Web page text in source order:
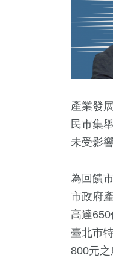
產業發
民市集
未受影
為回饋
市政府
高達
臺北市
800元
+
美食